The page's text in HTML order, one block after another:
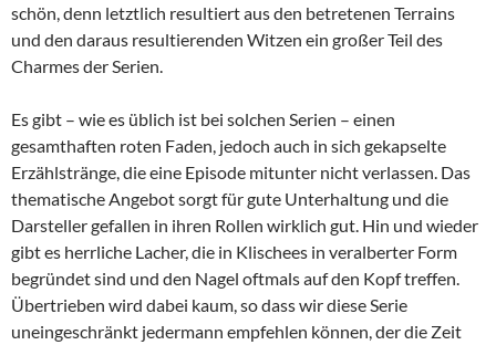
schön, denn letztlich resultiert aus den betretenen Terrains
und den daraus resultierenden Witzen ein großer Teil des
Charmes der Serien.
Es gibt – wie es üblich ist bei solchen Serien – einen
gesamthaften roten Faden, jedoch auch in sich gekapselte
Erzählstränge, die eine Episode mitunter nicht verlassen. Das
thematische Angebot sorgt für gute Unterhaltung und die
Darsteller gefallen in ihren Rollen wirklich gut. Hin und wieder
gibt es herrliche Lacher, die in Klischees in veralberter Form
begründet sind und den Nagel oftmals auf den Kopf treffen.
Übertrieben wird dabei kaum, so dass wir diese Serie
uneingeschränkt jedermann empfehlen können, der die Zeit